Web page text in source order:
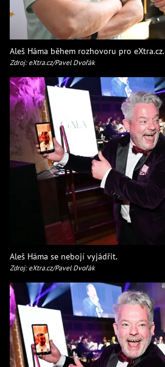
Aleš Háma během rozhovoru pro eXtra.cz.
Zdroj: eXtra.cz/Pavel Dvořák
Aleš Háma se nebojí vyjádřit.
Zdroj: eXtra.cz/Pavel Dvořák